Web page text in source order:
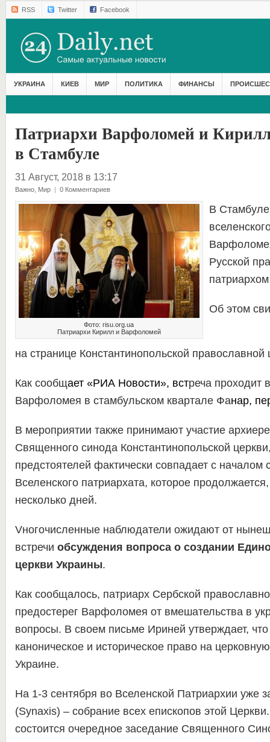
RSS Twitter Facebook
УКРАИНА КИЕВ МИР ПОЛИТИКА ФИНАНСЫ
Патриархи Варфоломей и
в Стамбуле
31 Август, 2018 в 13:17
Важно, Мир | 0 Комментариев
Фото: risu.org.ua
Патриархи Кирилл и Варфоломей
В Стамбуле
Русской
Об этом
на странице Константинопольской православной
Как сообщает «РИА Новости», встреча проходит
Варфоломея в стамбульском квартале Фанар,
В мероприятии также принимают участие
Священного синода Константинопольской
предстоятелей фактически совпадает с началом
Вселенского патриархата, которое
несколько дней.
Vногочисленные наблюдатели ожидают от
встречи обсуждения вопроса о создании
церкви Украины.
Как сообщалось, патриарх Сербской
предостерег Варфоломея от вмешательства в
вопросы. В своем письме Ириней утверждает,
каноническое и историческое право на
Украине.
На 1-3 сентября во Вселенской Патриархии уже
(Synaxis) – собрание всех епископов этой
состоится очередное заседание Священного